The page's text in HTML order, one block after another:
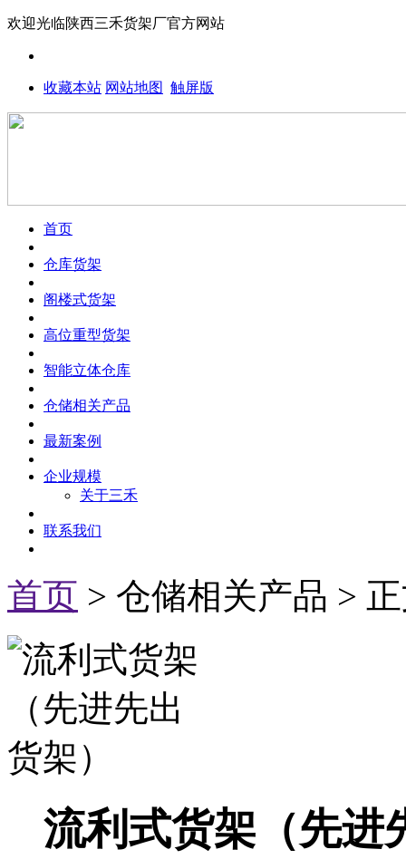
欢迎光临陕西三禾货架厂官方网站
收藏本站 网站地图 触屏版
首页
仓库货架
阁楼式货架
高位重型货架
智能立体仓库
仓储相关产品
最新案例
企业规模
关于三禾
联系我们
首页 > 仓储相关产品 >
流利式货架（先进